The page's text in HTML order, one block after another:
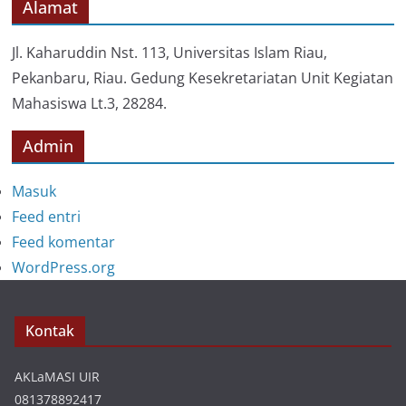
r
i
Alamat
Jl. Kaharuddin Nst. 113, Universitas Islam Riau,
Pekanbaru, Riau. Gedung Kesekretariatan Unit Kegiatan
Mahasiswa Lt.3, 28284.
Admin
Masuk
Feed entri
Feed komentar
WordPress.org
Kontak
AKLaMASI UIR
081378892417